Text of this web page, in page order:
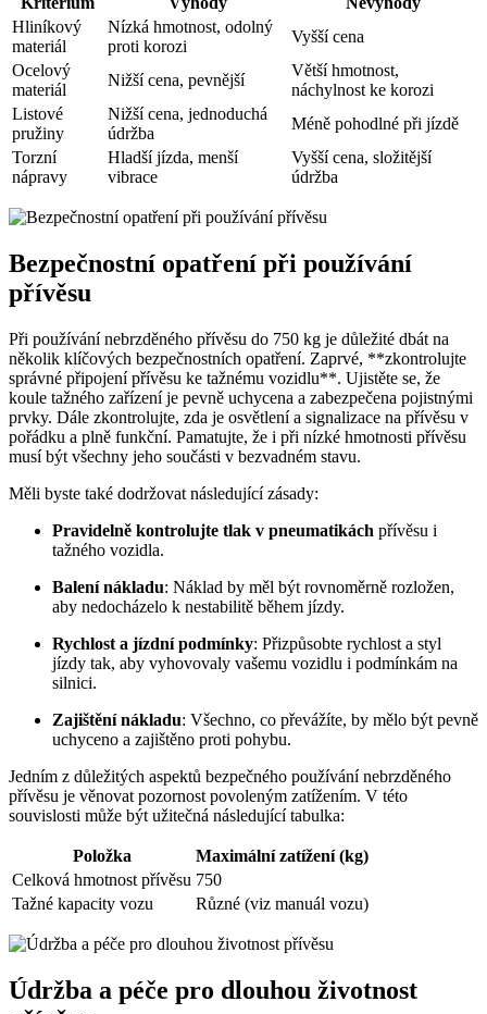
Hliníkový
materiál
Nízká hmotnost, odolný
proti korozi
Vyšší cena
Ocelový
materiál
Nižší cena, pevnější
Větší hmotnost,
náchylnost ke korozi
Listové
pružiny
Nižší cena, jednoduchá
údržba
Méně pohodlné při jízdě
Torzní
nápravy
Hladší jízda, menší
vibrace
Vyšší cena, složitější
údržba
Bezpečnostní opatření při používání
přívěsu
Při používání nebrzděného přívěsu do 750 kg je důležité dbát na
několik klíčových bezpečnostních opatření. Zaprvé, **zkontrolujte
správné připojení přívěsu ke tažnému vozidlu**. Ujistěte se, že
koule tažného zařízení je pevně uchycena a zabezpečena pojistnými
prvky. Dále zkontrolujte, zda je osvětlení a signalizace na přívěsu v
pořádku a plně funkční. Pamatujte, že i při nízké hmotnosti přívěsu
musí být všechny jeho součásti v bezvadném stavu.
Měli byste také dodržovat následující zásady:
Pravidelně kontrolujte tlak v pneumatikách přívěsu i
tažného vozidla.
Balení nákladu: Náklad by měl být rovnoměrně rozložen,
aby nedocházelo k nestabilitě během jízdy.
Rychlost a jízdní podmínky: Přizpůsobte rychlost a styl
jízdy tak, aby vyhovovaly vašemu vozidlu i podmínkám na
silnici.
Zajištění nákladu: Všechno, co převážíte, by mělo být pevně
uchyceno a zajištěno proti pohybu.
Jedním z důležitých aspektů bezpečného používání nebrzděného
přívěsu je věnovat pozornost povoleným zatížením. V této
souvislosti může být užitečná následující tabulka:
Položka
Maximální zatížení (kg)
Celková hmotnost přívěsu 750
Tažné kapacity vozu
Různé (viz manuál vozu)
Údržba a péče pro dlouhou životnost